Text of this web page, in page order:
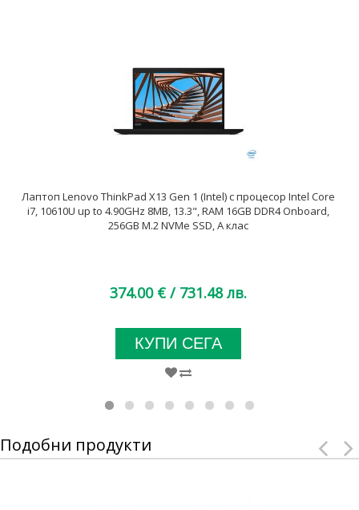
Лаптоп Lenovo ThinkPad X13 Gen 1 (Intel) с процесор Intel Core
i7, 10610U up to 4.90GHz 8MB, 13.3", RAM 16GB DDR4 Onboard,
256GB M.2 NVMe SSD, A клас
374.00 € / 731.48 лв.
КУПИ СЕГА
Подобни продукти